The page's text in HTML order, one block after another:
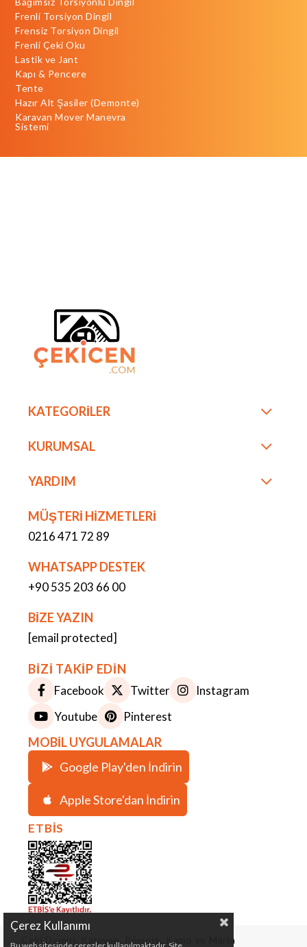
Frenli Torsiyon Dingil
Frensiz Torsiyon Dingil
Frenli Çeki Oku
Lastik ve Jant
Kapı & Pencere
Tente
Hazır Alt Şasiler (Demonte)
Karavan Mover Manevra
Sistemi
KATEGORİLER
KURUMSAL
YARDIM
MÜŞTERİ HİZMETLERİ
0216 471 72 89
WHATSAPP DESTEK
+90 535 203 66 00
BİZE YAZIN
[email protected]
BİZİ TAKİP EDİN
Facebook Twitter
Instagram
Youtube
Pinterest
MOBİL UYGULAMALAR
Google Play'den İndirin
Apple Store'dan İndirin
ETBİS
Çeki Demiri, Karavan, Römork, Kamp ve Marin
Çerez Kullanımı